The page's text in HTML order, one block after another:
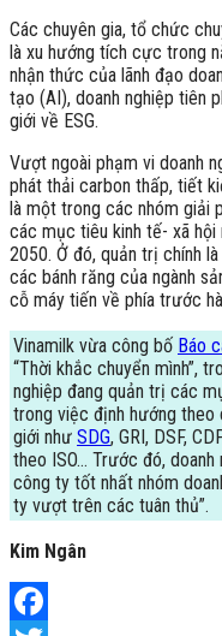
Các chuyên gia, tổ chức
là xu hướng tích cực trong
nhận thức của lãnh đạo
tạo (AI), doanh nghiệp tiên
giới về ESG.
Vượt ngoài phạm vi doanh
phát thải carbon thấp, tiết
là một trong các nhóm giải
các mục tiêu kinh tế- xã
2050. Ở đó, quản trị chính
các bánh răng của ngành
cỗ máy tiến về phía trước
Vinamilk vừa công bố Báo
“Thời khắc chuyển mình”,
nghiệp đang quản trị các
trong việc định hướng
giới như SDG, GRI, DSF,
theo ISO… Trước đó,
công ty tốt nhất nhóm
ty vượt trên các tuân thủ”.
Kim Ngân